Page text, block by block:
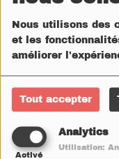
Nous utilisons des
et les
améliorer
Tout accepter
Analytics
Activé
Utilisation: